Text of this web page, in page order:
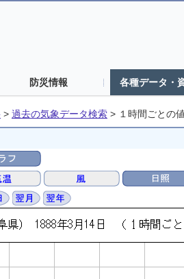
防災情報 各種データ・
> 過去の気象データ検索 > １時間ごとの